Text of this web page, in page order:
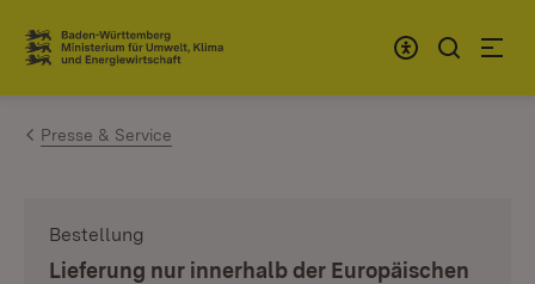
Zum Inhalt springen
Link zur Startseite
Presse & Service
Bestellung
Lieferung nur innerhalb der Europäischen